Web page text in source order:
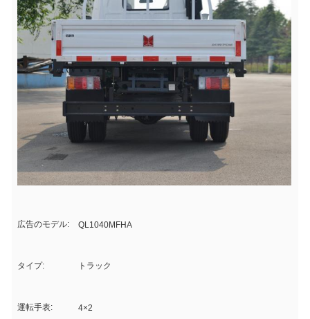
広告のモデル: QL1040MFHA
タイプ: トラック
運転手表: 4×2